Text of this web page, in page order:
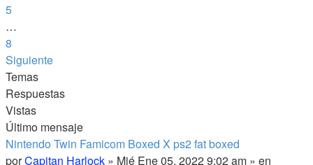
5
…
8
Siguiente
Temas
Respuestas
Vistas
Último mensaje
Nintendo Twin Famicom Boxed X ps2 fat boxed
porCapitan Harlock » Mié Ene 05, 2022 9:02 am » en